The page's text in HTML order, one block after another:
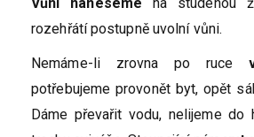
rozehřátí postupně uvolní vůni.
Nemáme-li zrovna po ruce
potřebujeme provonět byt, opět
Dáme převařit vodu, nelijeme do